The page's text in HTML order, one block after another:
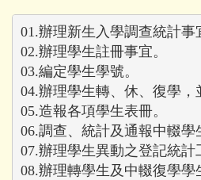
01.辦理新生入學調查統計事
02.辦理學生註冊事宜。
03.編定學生學號。
04.辦理學生轉、休、復學，
05.造報各項學生表冊。
06.調查、統計及通報中輟學
07.辦理學生異動之登記統計
08.辦理轉學生及中輟復學學